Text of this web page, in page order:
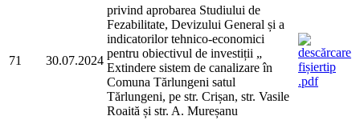
71 30.07.2024
privind aprobarea Studiului de
Fezabilitate, Devizului General și a
indicatorilor tehnico-economici
pentru obiectivul de investiții „
Extindere sistem de canalizare în
Comuna Tărlungeni satul
Tărlungeni, pe str. Crișan, str. Vasile
Roaită și str. A. Mureșanu